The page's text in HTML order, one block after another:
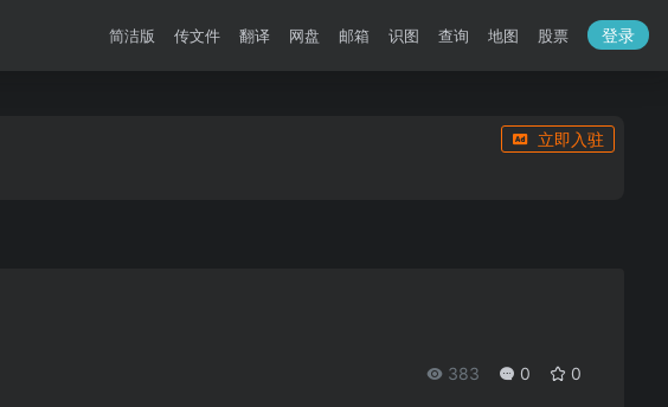
简洁版 传文件 翻译 网盘 邮箱 识图 查询 地图 股票 登录
立即入驻
383 0 0